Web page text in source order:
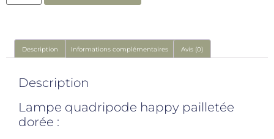
Description Informations complémentaires Avis (0)
Description
Lampe quadripode happy pailletée
dorée :